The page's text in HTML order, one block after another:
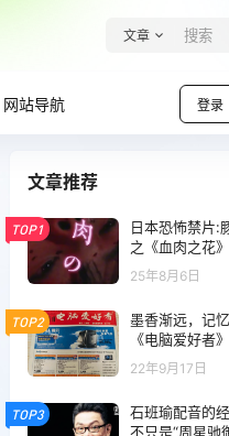
文章
登录
网站导航
文章推荐
TOP1
日本恐怖禁片:
之‌《血肉之花》
25年8月6日
TOP2
墨香渐远，记
《电脑爱好者》
22年9月17日
TOP3
石班瑜配音的
不只是“周星驰